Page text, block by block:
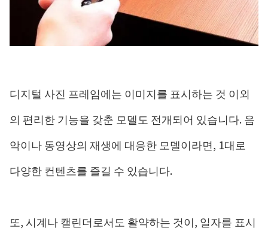
디지털 사진 프레임에는 이미지를 표시하는 것 이외
의 편리한 기능을 갖춘 모델도 전개되어 있습니다. 음
악이나 동영상의 재생에 대응한 모델이라면, 1대로
다양한 컨텐츠를 즐길 수 있습니다.
또, 시계나 캘린더로서도 활약하는 것이, 일자를 표시